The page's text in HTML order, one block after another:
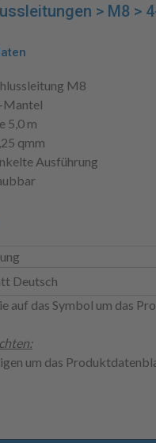
> M8 >
M8
Mantel
5,0 m
qmm
Ausführung
Deutsch
auf das Symbol um das
um das